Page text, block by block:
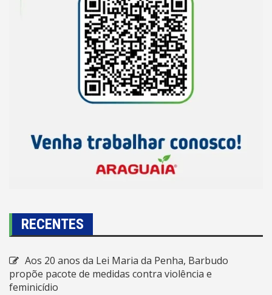
RECENTES
Aos 20 anos da Lei Maria da Penha, Barbudo
propõe pacote de medidas contra violência e
feminicídio